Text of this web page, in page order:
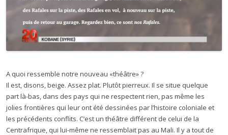
A quoi ressemble notre nouveau «théâtre» ?
Il est, disons, beige. Assez plat. Plutôt pierreux. Il se situe quelque
part là-bas, dans des pays qui ne respectent rien, pas même les
jolies frontières qui leur ont été dessinées par l’histoire coloniale et
les précédents conflits. C’est un théâtre différent de celui de la
Centrafrique, qui lui-même ne ressemblait pas au Mali. Il y a tout de